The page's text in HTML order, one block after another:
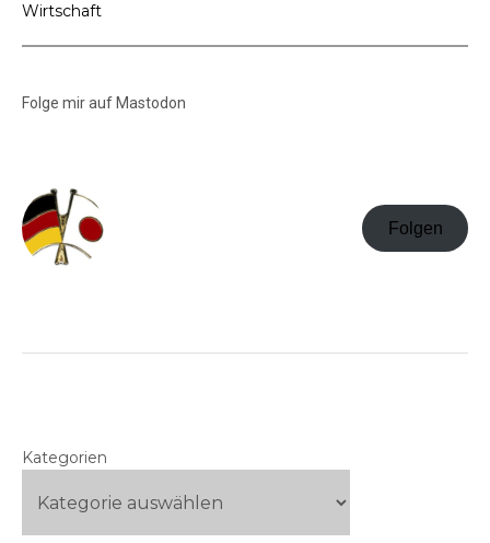
Wirtschaft
Folge mir auf Mastodon
Folgen
Kategorien